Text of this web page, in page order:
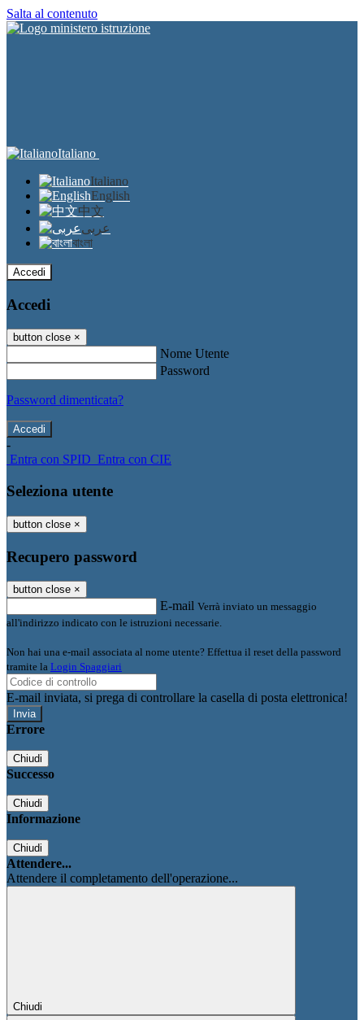
Salta al contenuto
Italiano
Italiano
English
中文
عربى
বাংলা
Accedi
Accedi
button close ×
Nome Utente
Password
Password dimenticata?
-
Entra con SPID Entra con CIE
Seleziona utente
button close ×
Recupero password
button close ×
E-mail Verrà inviato un messaggio
all'indirizzo indicato con le istruzioni necessarie.
Non hai una e-mail associata al nome utente? Effettua il reset della password
tramite la Login Spaggiari
E-mail inviata, si prega di controllare la casella di posta elettronica!
Errore
Chiudi
Successo
Chiudi
Informazione
Chiudi
Attendere...
Attendere il completamento dell'operazione...
Chiudi